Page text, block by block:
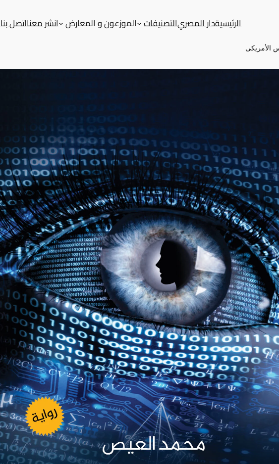
الرئيسيةدار المصريالتصنيفات الموزعون و المعارض انشر معنااتصل بنا
الأمريكى